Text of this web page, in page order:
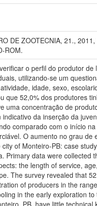
DE ZOOTECNIA, 21.,
ROM.
o perfil do produtor
utilizando-se um
idade, sexo,
que 52,0% dos produtores
uma concentração de
da inserção da
comparado com o início
O aumento no grau
of Monteiro-PB: case
Primary data were
the length of service,
The survey revealed that
of producers in the
in the early exploration
PB, have little